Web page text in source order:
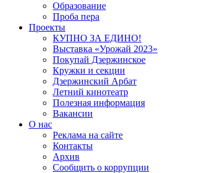
Образование
Проба пера
Проекты
КУПНО ЗА ЕДИНО!
Выставка «Урожай 2023»
Покупай Дзержинское
Кружки и секции
Дзержинский Арбат
Летний кинотеатр
Полезная информация
Вакансии
О нас
Реклама на сайте
Контакты
Архив
Сообщить о коррупции